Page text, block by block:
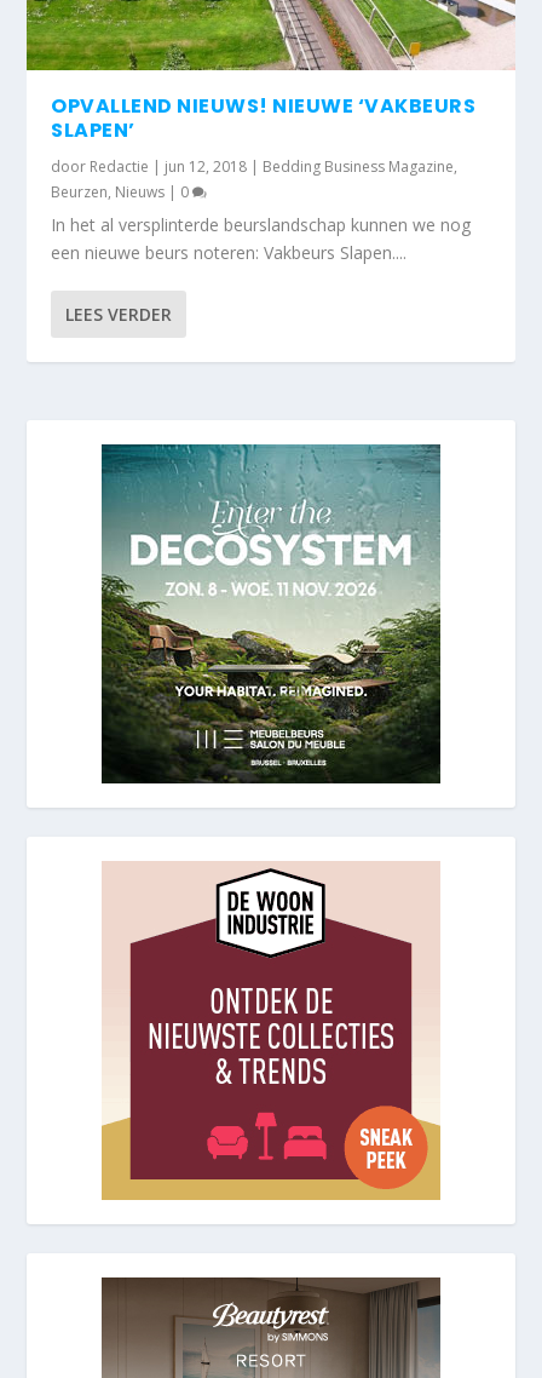
OPVALLEND NIEUWS! NIEUWE ‘VAKBEURS
SLAPEN’
door Redactie | jun 12, 2018 | Bedding Business Magazine,
Beurzen, Nieuws | 0
In het al versplinterde beurslandschap kunnen we nog
een nieuwe beurs noteren: Vakbeurs Slapen....
LEES VERDER